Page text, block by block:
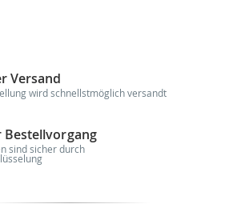
Versand
wird schnellstmöglich versandt
Bestellvorgang
sind sicher durch